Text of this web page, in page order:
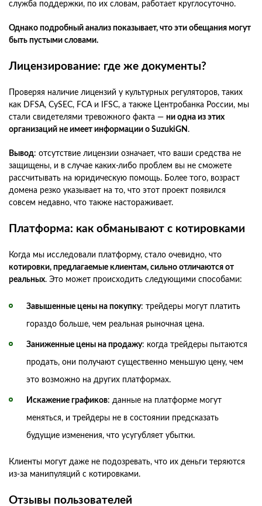
служба поддержки, по их словам, работает круглосуточно.
Однако подробный анализ показывает, что эти обещания могут
быть пустыми словами.
Лицензирование: где же документы?
Проверяя наличие лицензий у культурных регуляторов, таких
как DFSA, CySEC, FCA и IFSC, а также Центробанка России, мы
стали свидетелями тревожного факта — ни одна из этих
организаций не имеет информации о SuzukiGN .
Вывод: отсутствие лицензии означает, что ваши средства не
защищены, и в случае каких-либо проблем вы не сможете
рассчитывать на юридическую помощь. Более того, возраст
домена резко указывает на то, что этот проект появился
совсем недавно, что также настораживает.
Платформа: как обманывают с котировками
Когда мы исследовали платформу, стало очевидно, что
котировки, предлагаемые клиентам, сильно отличаются от
реальных. Это может происходить следующими способами:
Завышенные цены на покупку: трейдеры могут платить
гораздо больше, чем реальная рыночная цена.
Заниженные цены на продажу: когда трейдеры пытаются
продать, они получают существенно меньшую цену, чем
это возможно на других платформах.
Искажение графиков: данные на платформе могут
меняться, и трейдеры не в состоянии предсказать
будущие изменения, что усугубляет убытки.
Клиенты могут даже не подозревать, что их деньги теряются
из-за манипуляций с котировками.
Отзывы пользователей